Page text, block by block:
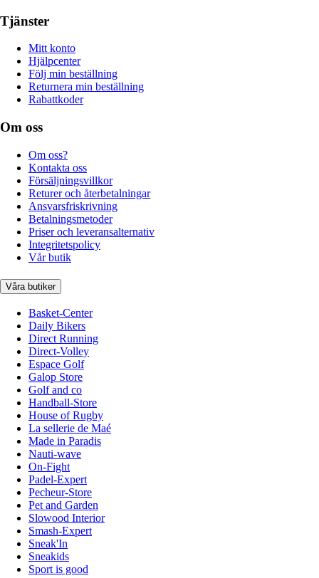
Tjänster
Mitt konto
Hjälpcenter
Följ min beställning
Returnera min beställning
Rabattkoder
Om oss
Om oss?
Kontakta oss
Försäljningsvillkor
Returer och återbetalningar
Ansvarsfriskrivning
Betalningsmetoder
Priser och leveransalternativ
Integritetspolicy
Vår butik
Våra butiker
Basket-Center
Daily Bikers
Direct Running
Direct-Volley
Espace Golf
Galop Store
Golf and co
Handball-Store
House of Rugby
La sellerie de Maé
Made in Paradis
Nauti-wave
On-Fight
Padel-Expert
Pecheur-Store
Pet and Garden
Slowood Interior
Smash-Expert
Sneak'In
Sneakids
Sport is good